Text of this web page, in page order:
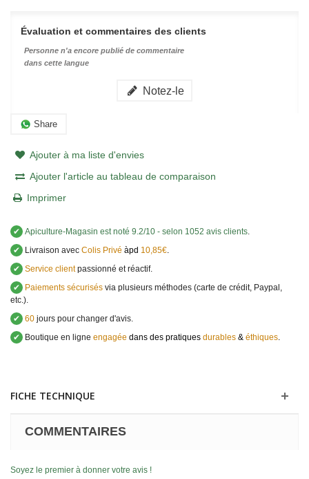
Évaluation et commentaires des clients
Personne n'a encore publié de commentaire
dans cette langue
Notez-le
Share
Ajouter à ma liste d'envies
Ajouter l'article au tableau de comparaison
Imprimer
✔ Apiculture-Magasin est noté 9.2/10 - selon 1052 avis clients.
✔
Livraison avec Colis Privé àpd 10,85€.
✔ Service clientpassionné et réactif.
✔
Paiements sécurisés via plusieurs méthodes (carte de crédit, Paypal,
etc.).
✔ 60 jours pour changer d'avis.
✔
Boutique en ligne engagée dans des pratiques durables & éthiques.
FICHE TECHNIQUE
COMMENTAIRES
Soyez le premier à donner votre avis !